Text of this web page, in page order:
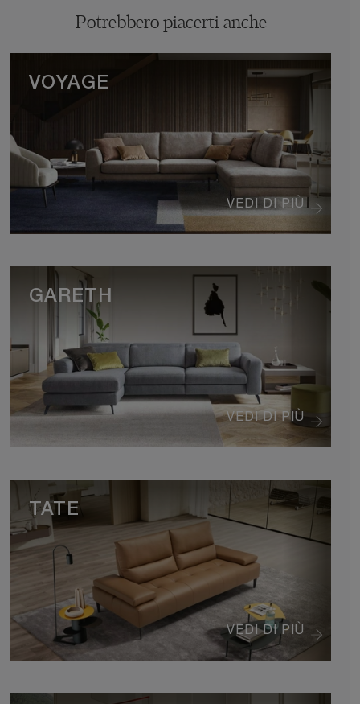
Potrebbero piacerti anche
VEDI DI PIÙ
VOYAGE
VEDI DI PIÙ
GARETH
VEDI DI PIÙ
TATE